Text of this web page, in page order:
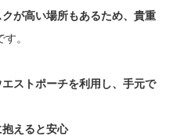
が高い場所もあるため、貴重
す。
ストポーチを利用し、手元で
抱えると安心